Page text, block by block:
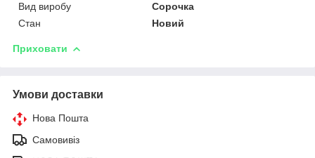
Вид виробу
Сорочка
Стан
Новий
Приховати
Умови доставки
Нова Пошта
Самовивіз